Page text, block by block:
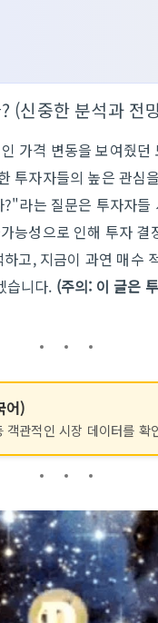
(신중한 분석과 전
가격 변동을 보여줬
투자자들의 높은 관심
라는 질문은 투자자
능성으로 인해 투자
고, 지금이 과연 매수
습니다. (주의: 이 글은
어)
관적인 시장 데이터를 확